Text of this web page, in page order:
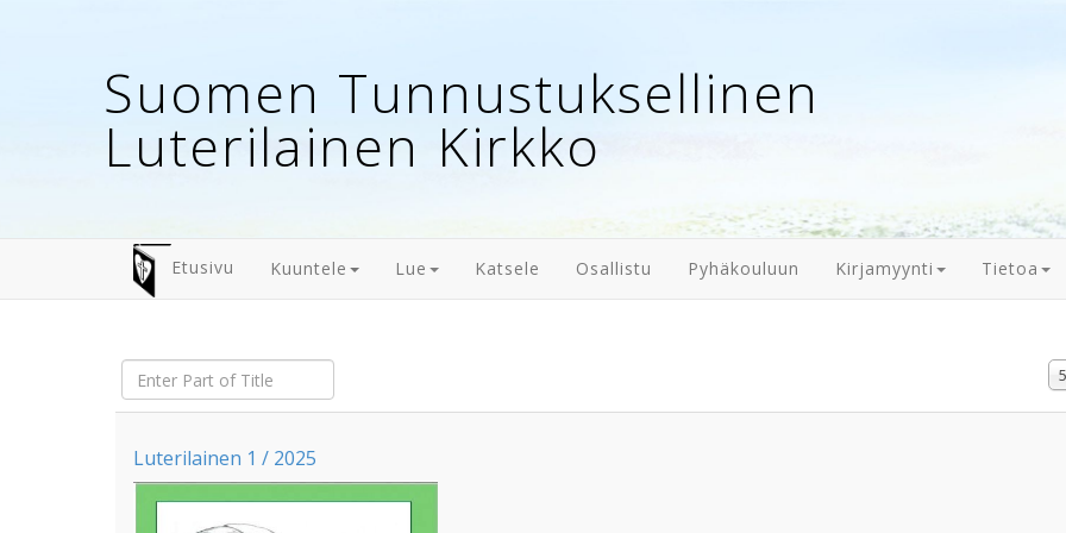
Suomen Tunnustuksellinen
Luterilainen Kirkko
Etusivu Kuuntele Lue Katsele Osallistu Pyhäkouluun Kirjamyynti Tietoa
Enter
Part
of
#
Luterilainen 1 / 2025